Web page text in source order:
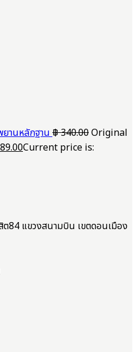
านหลักฐาน฿340.00Original
Current price is:
84 แขวงสนามบิน เขตดอนเมือง